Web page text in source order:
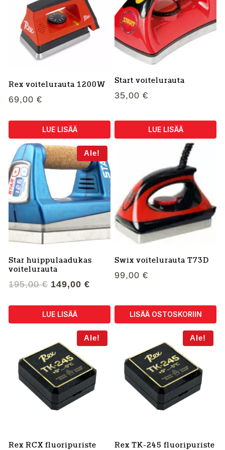
useampi
muunnelma.
Voit
tehdä
valinnat
sivulla.
useampi
muunnelma.
Voit
tehdä
valinnat
sivulla.
Rex voitelurauta 1200W
69,00 €
LUE LISÄÄ
Start voitelurauta
35,00 €
LUE LISÄÄ
Ale!
Star huippulaadukas
voitelurauta
195,00€ Alkuperäinen
oli:
195,00 €.
149,00 €
on:
149,00 €.
LUE LISÄÄ
Swix voitelurauta T73D
99,00 €
LISÄÄ OSTOSKORIIN
Ale!
Rex RCX fluoripuriste
Ale!
Rex TK-245 fluoripuriste